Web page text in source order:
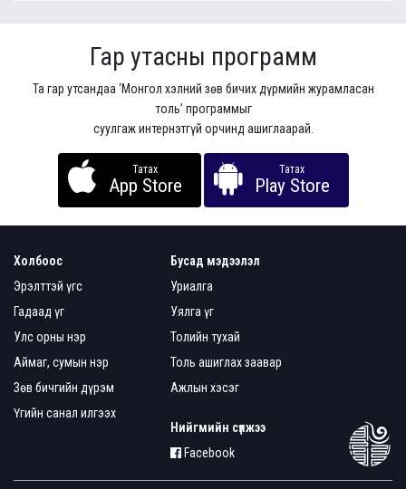
Гар утасны программ
Та гар утсандаа ‘Монгол хэлний зөв бичих дүрмийн журамласан
толь’ программыг
суулгаж интернэтгүй орчинд ашиглаарай.
Татах
App Store
Татах
Play Store
Холбоос
Эрэлттэй үгс
Гадаад үг
Улс орны нэр
Аймаг, сумын нэр
Зөв бичгийн дүрэм
Үгийн санал илгээх
Бусад мэдээлэл
Уриалга
Уялга үг
Толийн тухай
Толь ашиглах заавар
Ажлын хэсэг
Нийгмийн сүлжээ
Facebook